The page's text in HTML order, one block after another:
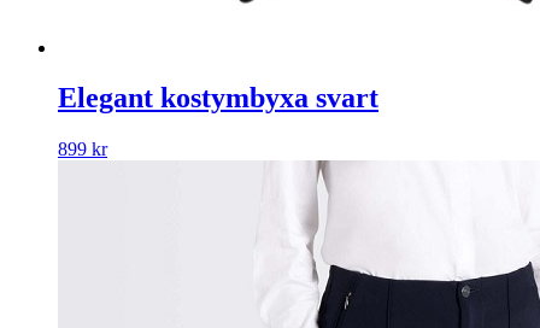
Elegant kostymbyxa svart
899 kr